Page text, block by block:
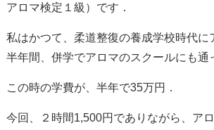
アロマ検定１級）です．
私はかつて、柔道整復の養成学校時代に
半年間、併学でアロマのスクールにも通
この時の学費が、半年で35万円．
今回、２時間1,500円でありながら、ア